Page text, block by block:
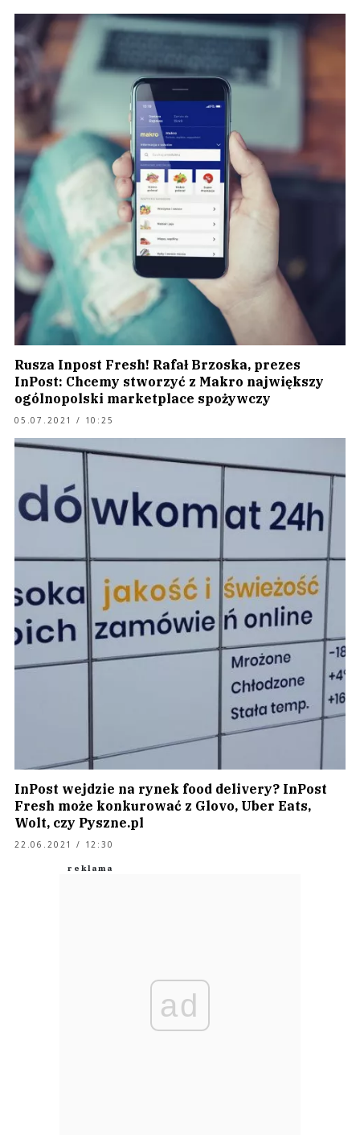
Rusza Inpost Fresh! Rafał Brzoska, prezes
InPost: Chcemy stworzyć z Makro największy
ogólnopolski marketplace spożywczy
05.07.2021 / 10:25
InPost wejdzie na rynek food delivery? InPost
Fresh może konkurować z Glovo, Uber Eats,
Wolt, czy Pyszne.pl
22.06.2021 / 12:30
ad